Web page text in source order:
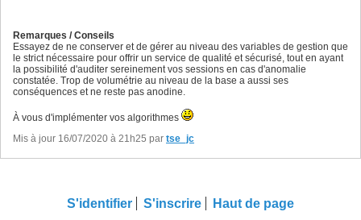
Remarques / Conseils
Essayez de ne conserver et de gérer au niveau des variables de gestion que
le strict nécessaire pour offrir un service de qualité et sécurisé, tout en ayant
la possibilité d'auditer sereinement vos sessions en cas d'anomalie
constatée. Trop de volumétrie au niveau de la base a aussi ses
conséquences et ne reste pas anodine.
À vous d'implémenter vos algorithmes
Mis à jour 16/07/2020 à 21h25 par tse_jc
S'identifier S'inscrire Haut de page